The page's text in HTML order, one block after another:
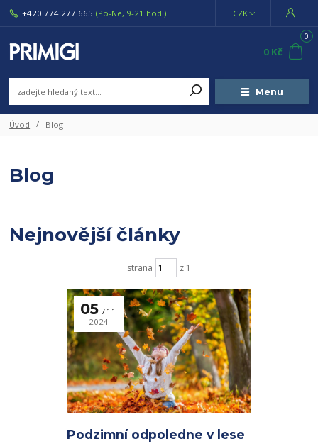
Menu
CZK
+420 774 277 665 (Po-Ne, 9-21 hod.)
0
0 Kč
Úvod Blog
Blog
Nejnovější články
strana z 1
Podzimní odpoledne v lese
05
11
2024